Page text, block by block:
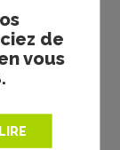
de
vous